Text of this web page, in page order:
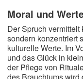
Moral und
Der Spruch
sondern konzentriert
kulturelle Werte. Im
und das Glück in
der Pflege von